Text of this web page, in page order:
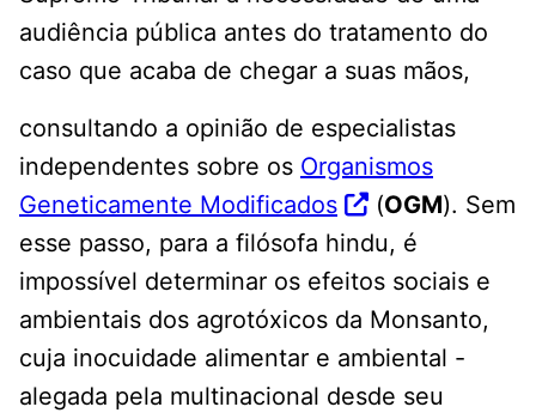
audiência pública antes do tratamento do
caso que acaba de chegar a suas mãos,
consultando a opinião de especialistas
independentes sobre os Organismos
Geneticamente Modificados
(OGM). Sem
esse passo, para a filósofa hindu, é
impossível determinar os efeitos sociais e
ambientais dos agrotóxicos da Monsanto,
cuja inocuidade alimentar e ambiental -
alegada pela multinacional desde seu